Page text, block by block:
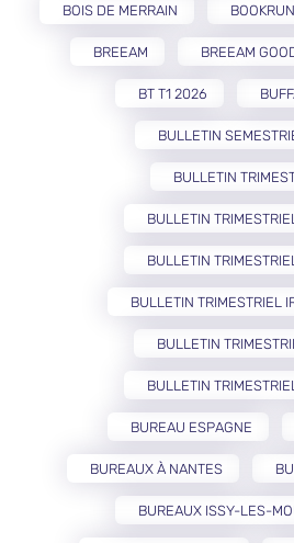
BOIS DE MERRAIN
BREEAM BREEAM
BT T1 2026
BULLETIN
BULLETIN
BULLETIN
BULLETIN
BULLETIN TRIMESTRIEL
BULLETIN
BULLETIN
BUREAU ESPAGNE
BUREAUX À NANTES
BUREAUX ISSY-LES-